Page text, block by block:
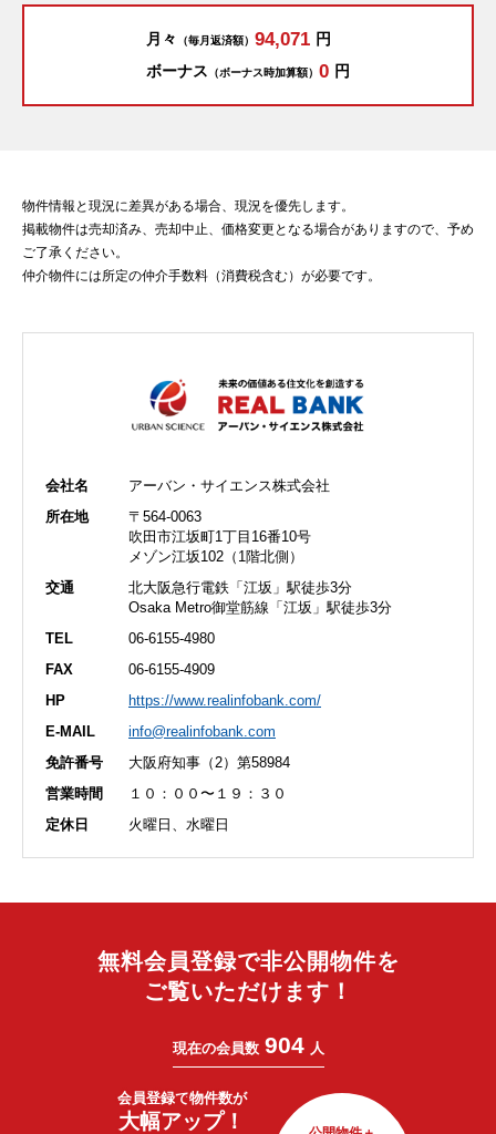
月々 （毎月返済額） 94,071 円
ボーナス （ボーナス時加算額） 0 円
物件情報と現況に差異がある場合、現況を優先します。
掲載物件は売却済み、売却中止、価格変更となる場合がありますので、予め
ご了承ください。
仲介物件には所定の仲介手数料（消費税含む）が必要です。
会社名
アーバン・サイエンス株式会社
所在地
〒564-0063
吹田市江坂町1丁目16番10号
メゾン江坂102（1階北側）
交通
北大阪急行電鉄「江坂」駅徒歩3分
Osaka Metro御堂筋線「江坂」駅徒歩3分
TEL
06-6155-4980
FAX
06-6155-4909
HP
https://www.realinfobank.com/
E-MAIL
info@realinfobank.com
免許番号
大阪府知事（2）第58984
営業時間
１０：００〜１９：３０
定休日
火曜日、水曜日
無料会員登録で非公開物件を
ご覧いただけます！
現在の会員数 904 人
会員登録で物件数が
大幅アップ！